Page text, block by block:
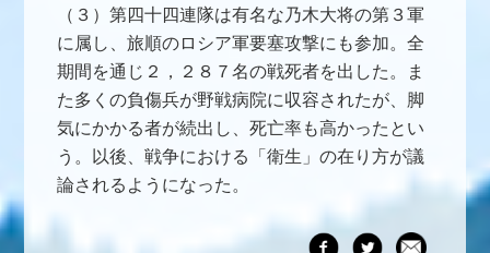
（３）第四十四連隊は有名な乃木大将の第３軍
に属し、旅順のロシア軍要塞攻撃にも参加。全
期間を通じ２，２８７名の戦死者を出した。ま
た多くの負傷兵が野戦病院に収容されたが、脚
気にかかる者が続出し、死亡率も高かったとい
う。以後、戦争における「衛生」の在り方が議
論されるようになった。